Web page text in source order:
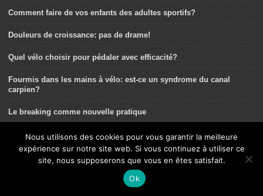
Comment faire de vos enfants des adultes sportifs?
Douleurs de croissance: pas de drame!
Quel vélo choisir pour pédaler avec efficacité?
Fourmis dans les mains à vélo: est-ce un syndrome du canal
carpien?
Le breaking comme nouvelle pratique
La rotule du cycliste: ses particularités
Le sport, bon pour le moral de nos enfants
Nous utilisons des cookies pour vous garantir la meilleure
expérience sur notre site web. Si vous continuez à utiliser ce
site, nous supposerons que vous en êtes satisfait.
Ok